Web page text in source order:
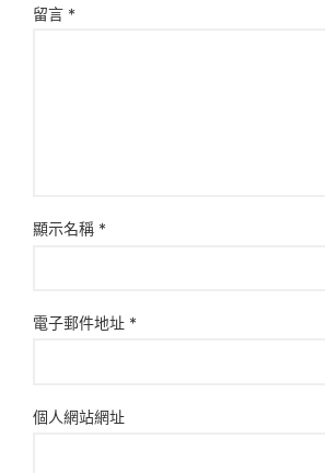
留言 *
顯示名稱 *
電子郵件地址 *
個人網站網址